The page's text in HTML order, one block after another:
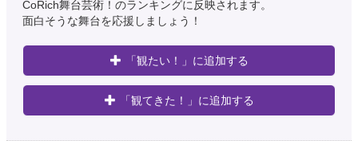
CoRich舞台芸術！のランキングに反映されます。
面白そうな舞台を応援しましょう！
「観たい！」に追加する
「観てきた！」に追加する